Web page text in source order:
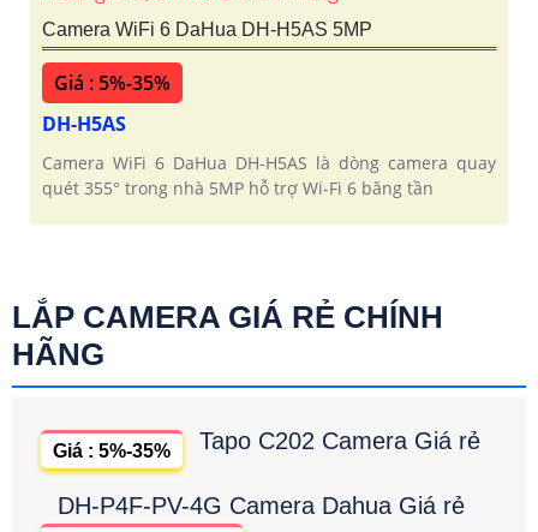
Camera WiFi 6 DaHua DH-H5AS 5MP
Giá : 5%-35%
DH-H5AS
Camera WiFi 6 DaHua DH-H5AS là dòng camera quay
quét 355° trong nhà 5MP hỗ trợ Wi-Fi 6 băng tần
LẮP CAMERA GIÁ RẺ CHÍNH
HÃNG
Tapo C202 Camera Giá rẻ
Giá : 5%-35%
DH-P4F-PV-4G Camera Dahua Giá rẻ